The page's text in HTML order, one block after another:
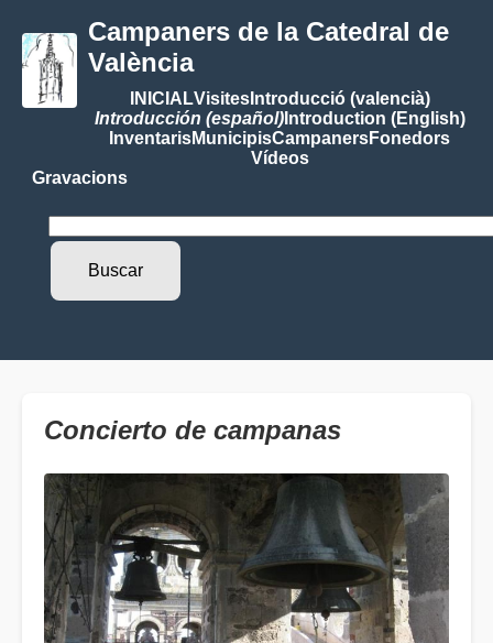
Campaners de la Catedral de
València
INICIALVisitesIntroducció (valencià)
Introducción (español)Introduction (English)
InventarisMunicipisCampanersFonedors
Vídeos
Gravacions
Concierto de campanas